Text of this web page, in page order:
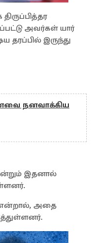
அவர்கள் யார்
தரப்பில் இருந்து
நனவாக்கிய
இதனால்
என்றால், அதை